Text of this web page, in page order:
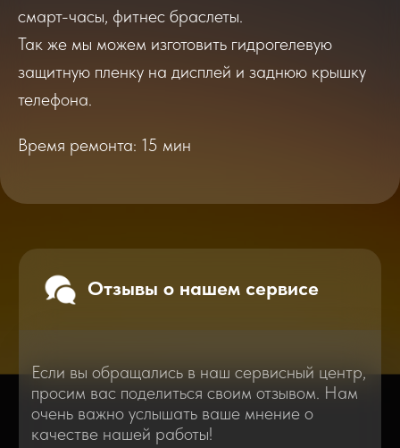
смарт-часы, фитнес браслеты.
Так же мы можем изготовить гидрогелевую
защитную пленку на дисплей и заднюю крышку
телефона.
Время ремонта: 15 мин
2026
2025
по ремонту в онлайн в чате
Перейти
Вам о самом важном, полезном и новом